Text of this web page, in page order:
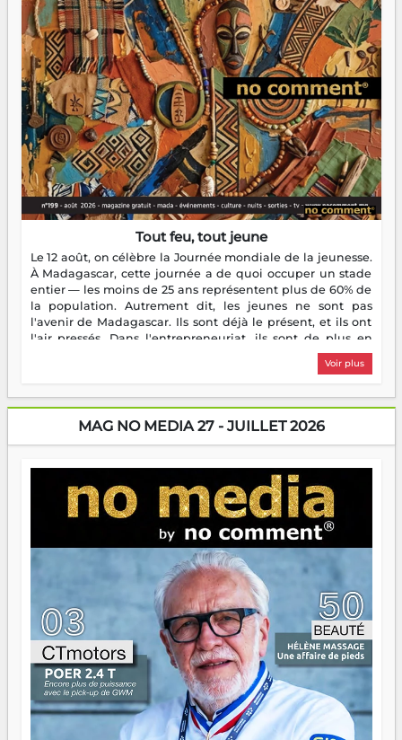
Tout feu, tout jeune
Le 12 août, on célèbre la Journée mondiale de la jeunesse.
À Madagascar, cette journée a de quoi occuper un stade
entier — les moins de 25 ans représentent plus de 60% de
la population. Autrement dit, les jeunes ne sont pas
l'avenir de Madagascar. Ils sont déjà le présent, et ils ont
l'air pressés. Dans l'entrepreneuriat, ils sont de plus en
plus nombreux à se lancer, à créer, à risquer — souvent
sans filet, souvent sans aide, mais toujours avec cette
dorment vraiment la nuit. En culture, les nouvelles sont
encore meilleures. Aina Rasamoelina vient de décrocher le
Prix RFI Instrumental Afrique. Miangaly Elia rafle le Prix
jeunes qui tiennent la torche. Alors oui, on pourrait
s'arrêter là, applaudir et rentrer chez soi satisfait. Mais ce
serait passer à côté d'une chose essentielle. La fougue, ça
brûle fort — et parfois, ça brûle vite. Une flamme sans
direction peut éclairer autant qu'elle peut consumer. C'est
là que les aînés entrent en scène — pas pour reprendre le
gouvernail, mais pour montrer où sont les récifs. Les jeunes
ont la force, les vieux ont l'expérience, comme on dit. Ce
n'est pas un combat de générations — c'est une question
d'équipage. Partagez vos réussites, mais aussi vos échecs.
Surtout vos échecs, d'ailleurs — ils enseignent mieux que
n'importe quel manuel. À Madagascar, la barque avance.
Il faut juste s'assurer que tout le monde rame dans le
même sens.
Voir plus
MAG NO MEDIA 27 - JUILLET 2026